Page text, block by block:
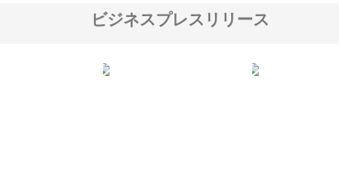
ビジネスプレスリリース